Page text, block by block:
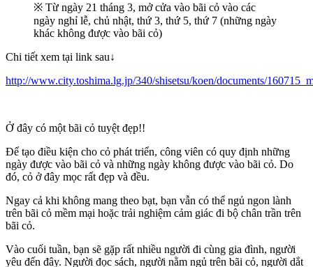
※ Từ ngày 21 tháng 3, mở cửa vào bãi cỏ vào các
ngày nghỉ lễ, chủ nhật, thứ 3, thứ 5, thứ 7 (những ngày
khác không được vào bãi cỏ)
Chi tiết xem tại link sau↓
http://www.city.toshima.lg.jp/340/shisetsu/koen/documents/
Ở đây có một bãi cỏ tuyệt đẹp!!
Để tạo điều kiện cho cỏ phát triển, công viên có quy định những
ngày được vào bãi cỏ và những ngày không được vào bãi cỏ. Do
đó, cỏ ở đây mọc rất đẹp và đều.
Ngay cả khi không mang theo bạt, bạn vẫn có thể ngủ ngon lành
trên bãi cỏ mềm mại hoặc trải nghiệm cảm giác đi bộ chân trần trên
bãi cỏ.
Vào cuối tuần, bạn sẽ gặp rất nhiều người đi cùng gia đình, người
yêu đến đây. Người đọc sách, người nằm ngủ trên bãi cỏ, người dắt